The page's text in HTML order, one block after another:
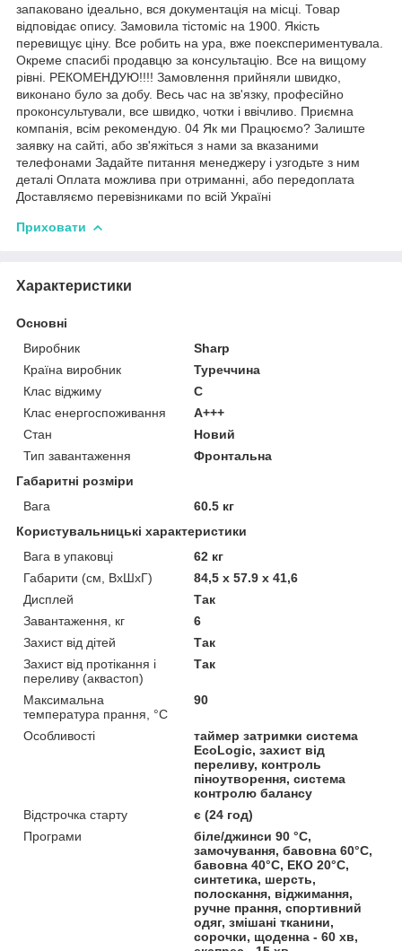
запаковано ідеально, вся документація на місці. Товар
відповідає опису. Замовила тістоміс на 1900. Якість
перевищує ціну. Все робить на ура, вже поекспериментувала.
Окреме спасибі продавцю за консультацію. Все на вищому
рівні. РЕКОМЕНДУЮ!!!! Замовлення прийняли швидко,
виконано було за добу. Весь час на зв'язку, професійно
проконсультували, все швидко, чотки і ввічливо. Приємна
компанія, всім рекомендую. 04 Як ми Працюємо? Залиште
заявку на сайті, або зв'яжіться з нами за вказаними
телефонами Задайте питання менеджеру і узгодьте з ним
деталі Оплата можлива при отриманні, або передоплата
Доставляємо перевізниками по всій Україні
Приховати
Характеристики
Основні
Виробник
Sharp
Країна виробник
Туреччина
Клас віджиму
C
Клас енергоспоживання
A+++
Стан
Новий
Тип завантаження
Фронтальна
Габаритні розміри
Вага
60.5 кг
Користувальницькі характеристики
Вага в упаковці
62 кг
Габарити (см, ВхШхГ)
84,5 х 57.9 х 41,6
Дисплей
Так
Завантаження, кг
6
Захист від дітей
Так
Захист від протікання і
переливу (аквастоп)
Так
Максимальна
температура прання, °C
90
Особливості
таймер затримки система
EcoLogic, захист від
переливу, контроль
піноутворення, система
контролю балансу
Відстрочка старту
є (24 год)
Програми
біле/джинси 90 °С,
замочування, бавовна 60°С,
бавовна 40°С, ЕКО 20°С,
синтетика, шерсть,
полоскання, віджимання,
ручне прання, спортивний
одяг, змішані тканини,
сорочки, щоденна - 60 хв,